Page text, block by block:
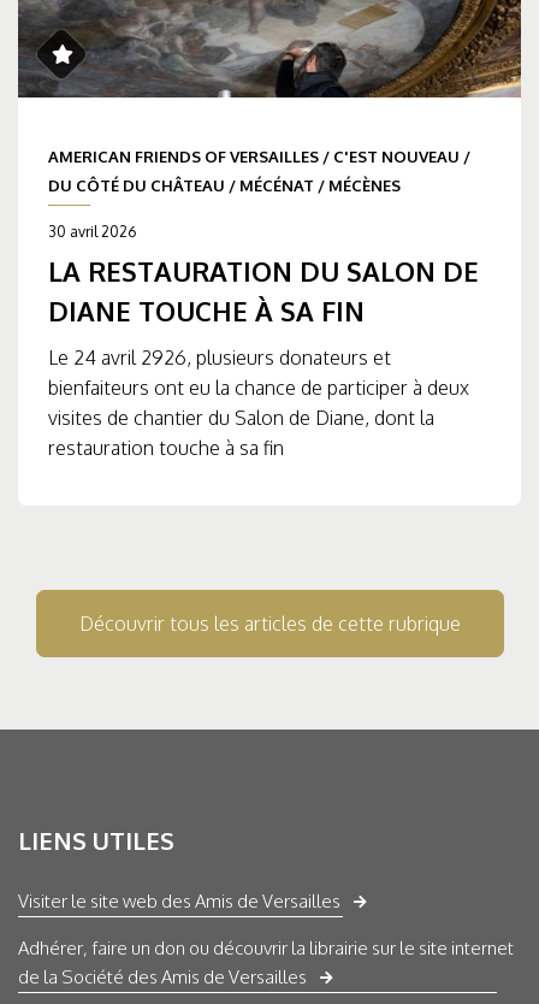
AMERICAN FRIENDS OF VERSAILLES / C'EST NOUVEAU /
DU CÔTÉ DU CHÂTEAU / MÉCÉNAT / MÉCÈNES
30 avril 2026
LA RESTAURATION DU SALON DE
DIANE TOUCHE À SA FIN
Le 24 avril 2926, plusieurs donateurs et
bienfaiteurs ont eu la chance de participer à deux
visites de chantier du Salon de Diane, dont la
restauration touche à sa fin
Découvrir tous les articles de cette rubrique
LIENS UTILES
Visiter le site web des Amis de Versailles
Adhérer, faire un don ou découvrir la librairie sur le site internet
de la Société des Amis de Versailles